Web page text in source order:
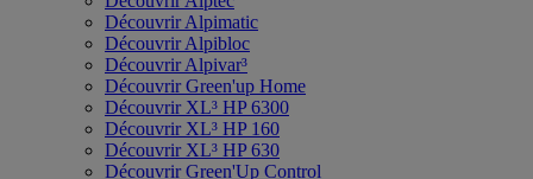
Découvrir Alpimatic
Découvrir Alpibloc
Découvrir Alpivar³
Découvrir Green'up Home
Découvrir XL³ HP 6300
Découvrir XL³ HP 160
Découvrir XL³ HP 630
Découvrir Green'Up Control